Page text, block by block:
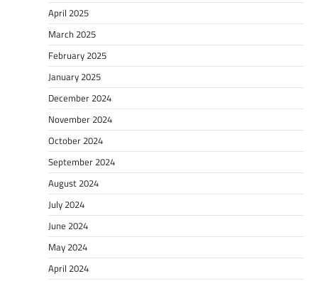
April 2025
March 2025
February 2025
January 2025
December 2024
November 2024
October 2024
September 2024
August 2024
July 2024
June 2024
May 2024
April 2024